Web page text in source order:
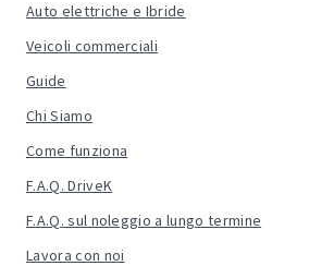
Auto elettriche e Ibride
Veicoli commerciali
Guide
Chi Siamo
Come funziona
F.A.Q. DriveK
F.A.Q. sul noleggio a lungo termine
Lavora con noi